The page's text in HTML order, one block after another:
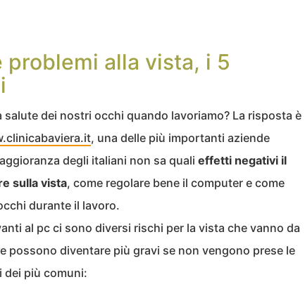
alla vista, i 5
dei nostri occhi quando lavoriamo? La risposta è
, una delle più importanti aziende
degli italiani non sa quali effetti negativi il
sulla vista, come regolare bene il computer e come
durante il lavoro.
al pc ci sono diversi rischi per la vista che vanno da
possono diventare più gravi se non vengono prese le
dei più comuni: